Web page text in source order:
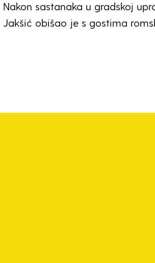
Nakon sastanaka u gradskoj
Jakšić obišao je s gostima